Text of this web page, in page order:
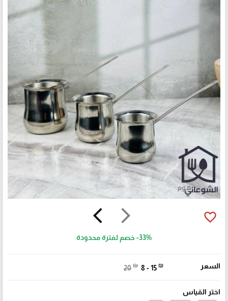
arrow_forward_ios
arrow_back_ios favorite_border
-33% خصم لفترة محدودة
السعر 20 ₪ 8 - 15 ₪
اختر القياس